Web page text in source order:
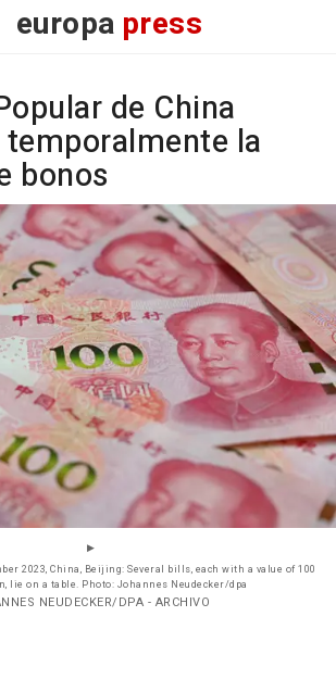
europa press
de China
la
bonos
2023, China, Beijing: Several bills, each with a value of 100
lie on a table. Photo: Johannes Neudecker/dpa
NEUDECKER/DPA - ARCHIVO